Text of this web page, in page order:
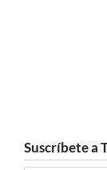
Suscríbete a